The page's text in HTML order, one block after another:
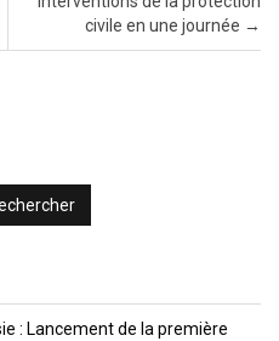
civile en une journée →
: Lancement de la première